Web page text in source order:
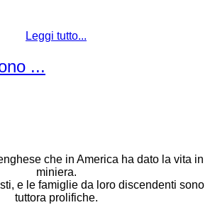
Leggi tutto...
...
che in America ha dato la vita in
miniera.
e le famiglie da loro discendenti sono
tuttora prolifiche.